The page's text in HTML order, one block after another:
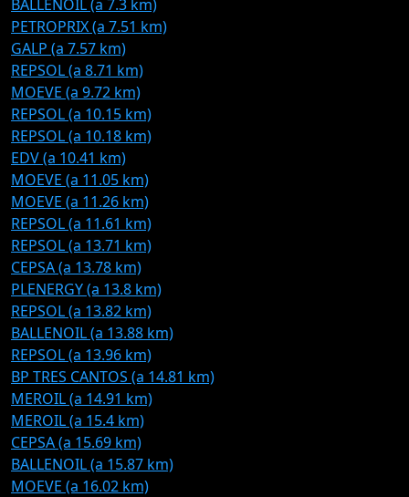
BALLENOIL (a 7.3 km)
PETROPRIX (a 7.51 km)
GALP (a 7.57 km)
REPSOL (a 8.71 km)
MOEVE (a 9.72 km)
REPSOL (a 10.15 km)
REPSOL (a 10.18 km)
EDV (a 10.41 km)
MOEVE (a 11.05 km)
MOEVE (a 11.26 km)
REPSOL (a 11.61 km)
REPSOL (a 13.71 km)
CEPSA (a 13.78 km)
PLENERGY (a 13.8 km)
REPSOL (a 13.82 km)
BALLENOIL (a 13.88 km)
REPSOL (a 13.96 km)
BP TRES CANTOS (a 14.81 km)
MEROIL (a 14.91 km)
MEROIL (a 15.4 km)
CEPSA (a 15.69 km)
BALLENOIL (a 15.87 km)
MOEVE (a 16.02 km)